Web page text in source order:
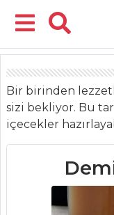
Menü
Bir birinden
sizi bekliyor. Bu
içecekler